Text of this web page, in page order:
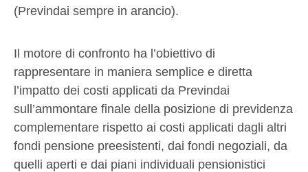
(Previndai sempre in arancio).
Il motore di confronto ha l’obiettivo di
rappresentare in maniera semplice e diretta
l’impatto dei costi applicati da Previndai
sull’ammontare finale della posizione di previdenza
complementare rispetto ai costi applicati dagli altri
fondi pensione preesistenti, dai fondi negoziali, da
quelli aperti e dai piani individuali pensionistici